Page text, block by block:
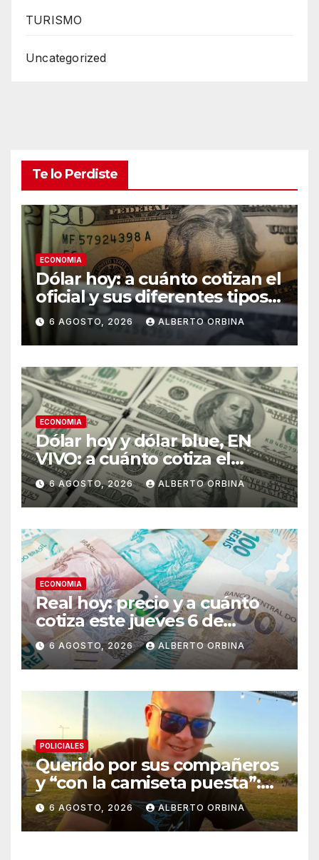
TURISMO
Uncategorized
Te lo Perdiste
ECONOMIA
Dólar hoy: a cuánto cotizan el
oficial y sus diferentes tipos
de cambio este jueves 06 de
agosto
6 AGOSTO, 2026 ALBERTO ORBINA
ECONOMIA
Dólar hoy y dólar blue, EN
VIVO: a cuánto cotiza el
oficial y cuál es el precio del
paralelo este jueves 6 de
agosto, minuto a minuto
6 AGOSTO, 2026 ALBERTO ORBINA
ECONOMIA
Real hoy: precio y a cuánto
cotiza este jueves 6 de
agosto de 2026
6 AGOSTO, 2026 ALBERTO ORBINA
POLICIALES
Querido por sus compañeros
y “con la camiseta puesta”:
quién era el “Colo”, el policía
asesinado por motochorros
6 AGOSTO, 2026 ALBERTO ORBINA